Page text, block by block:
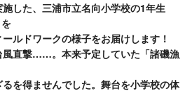
した、三浦市立名向小学校の1年生
ルドワークの様子をお届けします！
風直撃……。本来予定していた「諸磯漁
を得ませんでした。舞台を小学校の体